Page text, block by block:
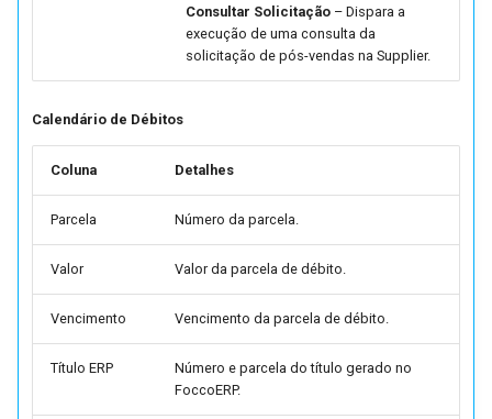
VEND_RECOR)
Consultar Solicitação – Dispara a
execução de uma consulta da
solicitação de pós-vendas na Supplier.
Calendário de Débitos
Coluna Detalhes
Parcela Número da parcela.
Valor Valor da parcela de débito.
Vencimento Vencimento da parcela de débito.
Título ERP
Número e parcela do título gerado no
FoccoERP.